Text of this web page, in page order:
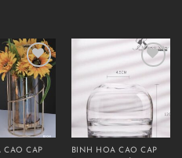
CAO CẤP BÌNH HOA CAO CẤP